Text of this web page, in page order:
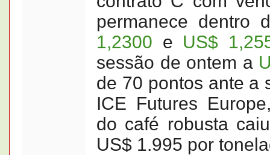
permanece dentro
1,2300 e US$
sessão de ontem a
de 70 pontos ante a
ICE Futures
do café robusta
US$ 1.995 por